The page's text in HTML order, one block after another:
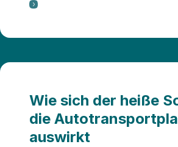
Wie sich der heiße
die
auswirkt